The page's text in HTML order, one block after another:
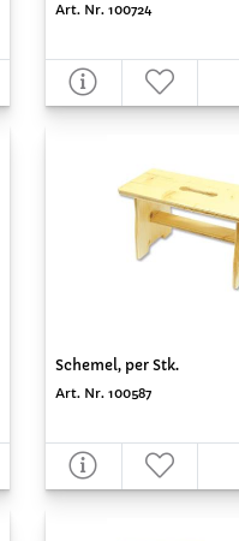
Art. Nr. 100724
Schemel, per Stk.
Art. Nr. 100587